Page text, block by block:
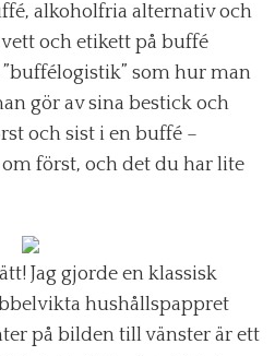
alkoholfria alternativ och
och etikett på buffé
som hur man
gör av sina bestick och
och sist i en buffé –
först, och det du har lite
Jag gjorde en klassisk
hushållspappret
på bilden till vänster är ett